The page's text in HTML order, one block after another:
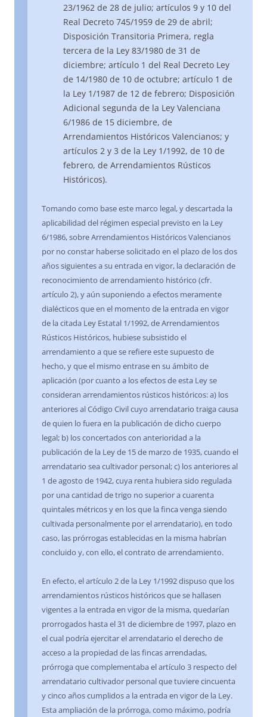
23/1962 de 28 de julio; artículos 9 y 10 del
Real Decreto 745/1959 de 29 de abril;
Disposición Transitoria Primera, regla
tercera de la Ley 83/1980 de 31 de
diciembre; artículo 1 del Real Decreto Ley
de 14/1980 de 10 de octubre; artículo 1 de
la Ley 1/1987 de 12 de febrero; Disposición
Adicional segunda de la Ley Valenciana
6/1986 de 15 diciembre, de
Arrendamientos Históricos Valencianos; y
artículos 2 y 3 de la Ley 1/1992, de 10 de
febrero, de Arrendamientos Rústicos
Históricos).
Tomando como base este marco legal, y descartada la
aplicabilidad del régimen especial previsto en la Ley
6/1986, sobre Arrendamientos Históricos Valencianos
por no constar haberse solicitado en el plazo de los dos
años siguientes a su entrada en vigor, la declaración de
reconocimiento de arrendamiento histórico (cfr.
artículo 2), y aún suponiendo a efectos meramente
dialécticos que en el momento de la entrada en vigor
de la citada Ley Estatal 1/1992, de Arrendamientos
Rústicos Históricos, hubiese subsistido el
arrendamiento a que se refiere este supuesto de
hecho, y que el mismo entrase en su ámbito de
aplicación (por cuanto a los efectos de esta Ley se
consideran arrendamientos rústicos históricos: a) los
anteriores al Código Civil cuyo arrendatario traiga causa
de quien lo fuera en la publicación de dicho cuerpo
legal; b) los concertados con anterioridad a la
publicación de la Ley de 15 de marzo de 1935, cuando el
arrendatario sea cultivador personal; c) los anteriores al
1 de agosto de 1942, cuya renta hubiera sido regulada
por una cantidad de trigo no superior a cuarenta
quintales métricos y en los que la finca venga siendo
cultivada personalmente por el arrendatario), en todo
caso, las prórrogas establecidas en la misma habrían
concluido y, con ello, el contrato de arrendamiento.
En efecto, el artículo 2 de la Ley 1/1992 dispuso que los
arrendamientos rústicos históricos que se hallasen
vigentes a la entrada en vigor de la misma, quedarían
prorrogados hasta el 31 de diciembre de 1997, plazo en
el cual podría ejercitar el arrendatario el derecho de
acceso a la propiedad de las fincas arrendadas,
prórroga que complementaba el artículo 3 respecto del
arrendatario cultivador personal que tuviere cincuenta
y cinco años cumplidos a la entrada en vigor de la Ley.
Esta ampliación de la prórroga, como máximo, podría